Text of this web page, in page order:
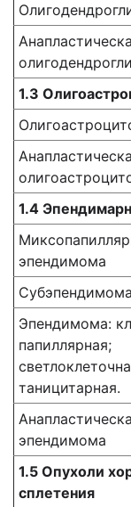
1.3
1.4
эпендимома
Субэпендимома
Эпендимома:
папиллярная;
таницитарная.
эпендимома
1.5 Опухоли
сплетения